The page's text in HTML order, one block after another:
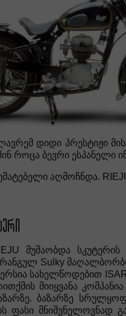
დიდი პრესტიჟი
როცა ბევრი ესპანელი
აღმოჩნდა.
მუშაობდა სკუტერის
Sulky
სახელწოდებით
მიიყვანა
ბაზარზე
ფასი მნიშვნელოვნად